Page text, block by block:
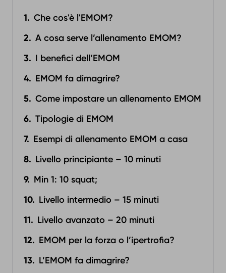
Che cos'è l'EMOM?
A cosa serve l’allenamento EMOM?
I benefici dell’EMOM
EMOM fa dimagrire?
Come impostare un allenamento EMOM
Tipologie di EMOM
Esempi di allenamento EMOM a casa
Livello principiante – 10 minuti
Min 1: 10 squat;
Livello intermedio – 15 minuti‍
Livello avanzato – 20 minuti
EMOM per la forza o l’ipertrofia?
L’EMOM fa dimagrire?